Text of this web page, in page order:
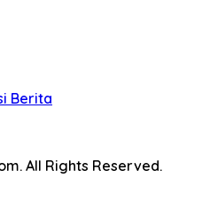
Berita
All Rights Reserved.